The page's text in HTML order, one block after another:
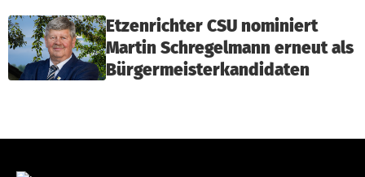
Etzenrichter CSU nominiert
Martin Schregelmann erneut als
Bürgermeisterkandidaten